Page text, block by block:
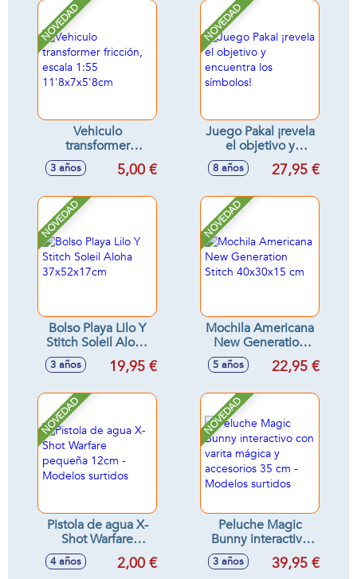
NOVEDAD
Vehiculo
transformer
fricción, escala 1:55
11'8x7x5'8cm
3 años 5,00 €
NOVEDAD
Juego Pakal ¡revela
el objetivo y
encuentra los
símbolos!
8 años 27,95 €
NOVEDAD
Bolso Playa Lilo Y
Stitch Soleil Aloha
37x52x17cm
3 años 19,95 €
NOVEDAD
Mochila Americana
New Generation
Stitch 40x30x15 cm
5 años 22,95 €
NOVEDAD
Pistola de agua X-
Shot Warfare
pequeña 12cm -
Modelos surtidos
4 años 2,00 €
NOVEDAD
Peluche Magic
Bunny interactivo
con varita mágica y
accesorios 35 cm -
3 años 39,95 €